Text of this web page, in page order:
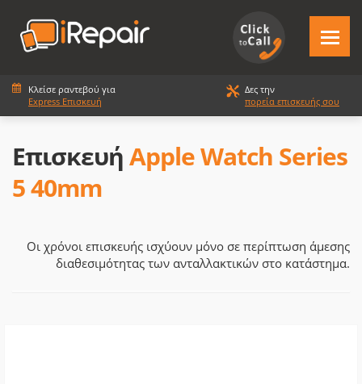
Κλείσε ραντεβού για
Express Επισκευή
Δες την
πορεία επισκευής σου
ΕπισκευήApple Watch Series
5 40mm
Οι χρόνοι επισκευής ισχύουν μόνο σε περίπτωση άμεσης
διαθεσιμότητας των ανταλλακτικών στο κατάστημα.